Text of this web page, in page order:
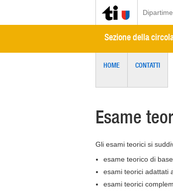
Sezione della
HOME CONTATTI
Esame
Gli esami teorici si
esame teorico di
esami teorici adattati
esami teorici